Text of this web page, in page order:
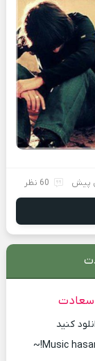
60 نظر
کنید
Music